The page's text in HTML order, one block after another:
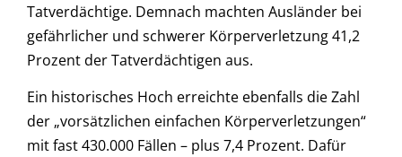
Tatverdächtige. Demnach machten Ausländer bei
gefährlicher und schwerer Körperverletzung 41,2
Prozent der Tatverdächtigen aus.
Ein historisches Hoch erreichte ebenfalls die Zahl
der „vorsätzlichen einfachen Körperverletzungen“
mit fast 430.000 Fällen – plus 7,4 Prozent. Dafür